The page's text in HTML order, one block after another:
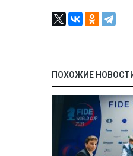
ПОХОЖИЕ